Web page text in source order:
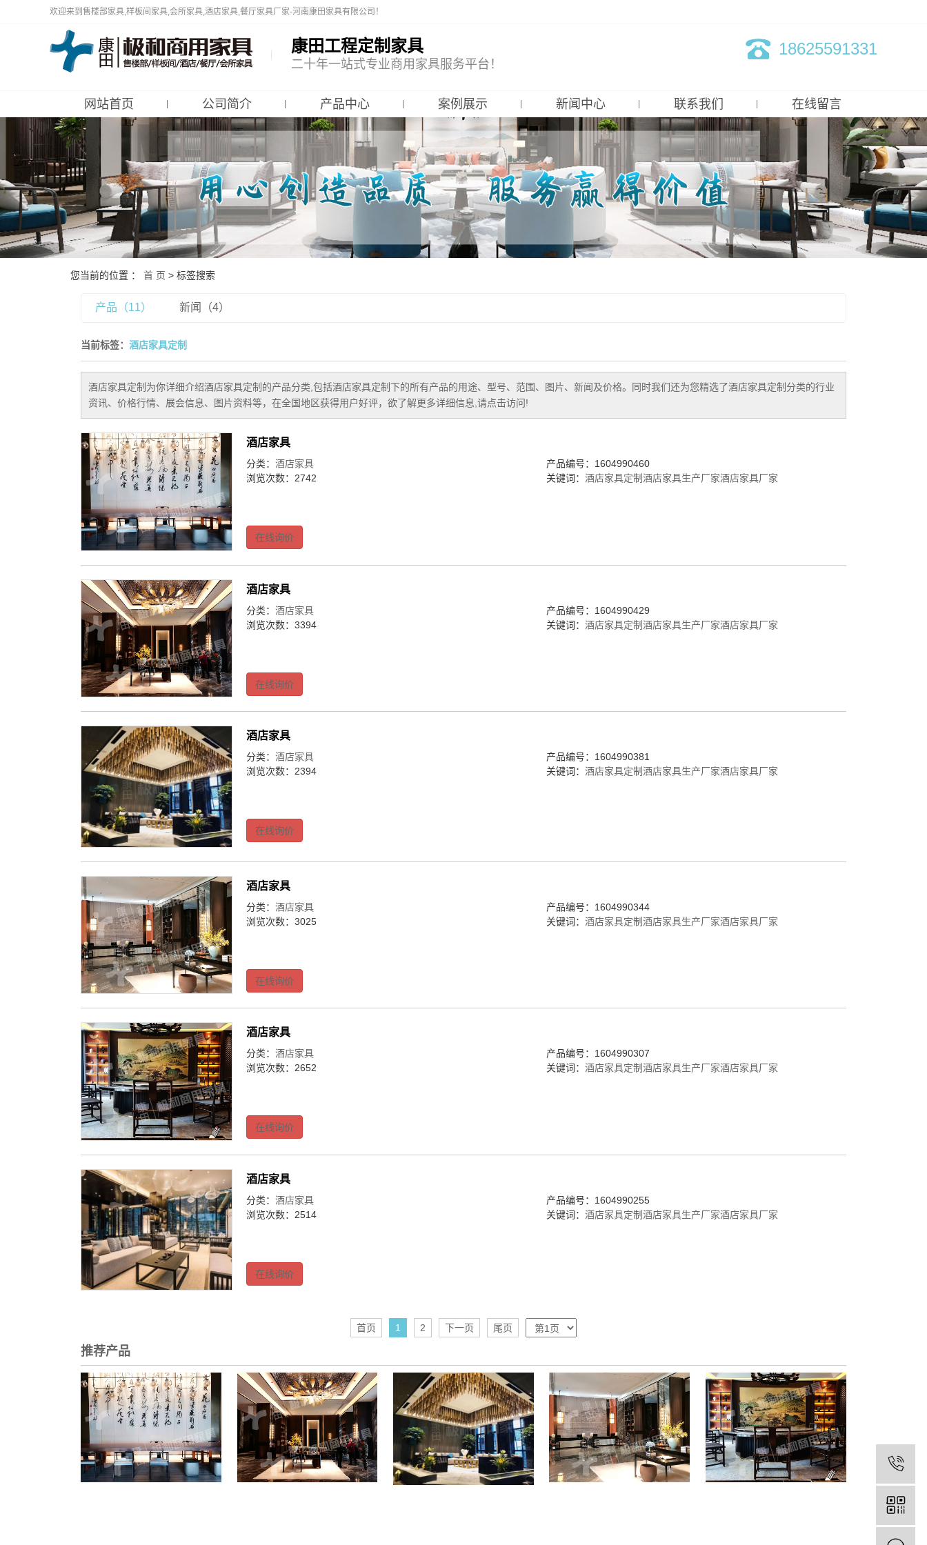
欢迎来到售楼部家具,样板间家具,会所家具,酒店家具,餐厅家具厂家-河南康田家具有限公司！
康田工程定制家具
二十年一站式专业商用家具服务平台！
18625591331
网站首页
公司简介
公司简介
企业文化
资质荣誉
品牌故事
企业风采
展厅实景
产品中心
售楼部家具
样板间家具
餐厅家具
会所家具
意式极简家具
户外家具
案例展示
精品案例
企业风采
展厅实景
企业相册
新闻中心
康田新闻
行业资讯
问题解答
联系我们
联系我们
招兵买马
在线留言
您当前的位置 ： 首 页 > 标签搜索
产品（11） 新闻（4）
当前标签： 酒店家具定制
酒店家具定制 为你详细介绍酒店家具定制 的产品分类,包括酒店家具定制下的所有产品的用途、型号、范围、图片、新闻及价格。同时我们还为您精选了酒店家具定制 分类的行业
资讯、价格行情、展会信息、图片资料等，在全国地区获得用户好评，欲了解更多详细信息,请点击访问!
酒店家具
分类： 酒店家具
产品编号：1604990460
浏览次数：2742
关键词： 酒店家具定制酒店家具生产厂家酒店家具厂家
在线询价
酒店家具
分类： 酒店家具
产品编号：1604990429
浏览次数：3394
关键词： 酒店家具定制酒店家具生产厂家酒店家具厂家
在线询价
酒店家具
分类： 酒店家具
产品编号：1604990381
浏览次数：2394
关键词： 酒店家具定制酒店家具生产厂家酒店家具厂家
在线询价
酒店家具
分类： 酒店家具
产品编号：1604990344
浏览次数：3025
关键词： 酒店家具定制酒店家具生产厂家酒店家具厂家
在线询价
酒店家具
分类： 酒店家具
产品编号：1604990307
浏览次数：2652
关键词： 酒店家具定制酒店家具生产厂家酒店家具厂家
在线询价
酒店家具
分类： 酒店家具
产品编号：1604990255
浏览次数：2514
关键词： 酒店家具定制酒店家具生产厂家酒店家具厂家
在线询价
首页 1 2 下一页 尾页
推荐产品